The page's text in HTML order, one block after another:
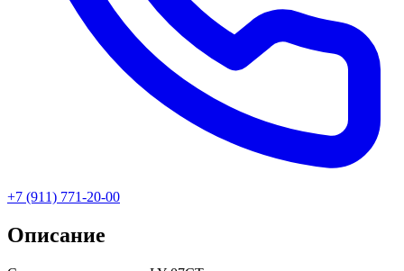
+7 (911) 771-20-00
Описание